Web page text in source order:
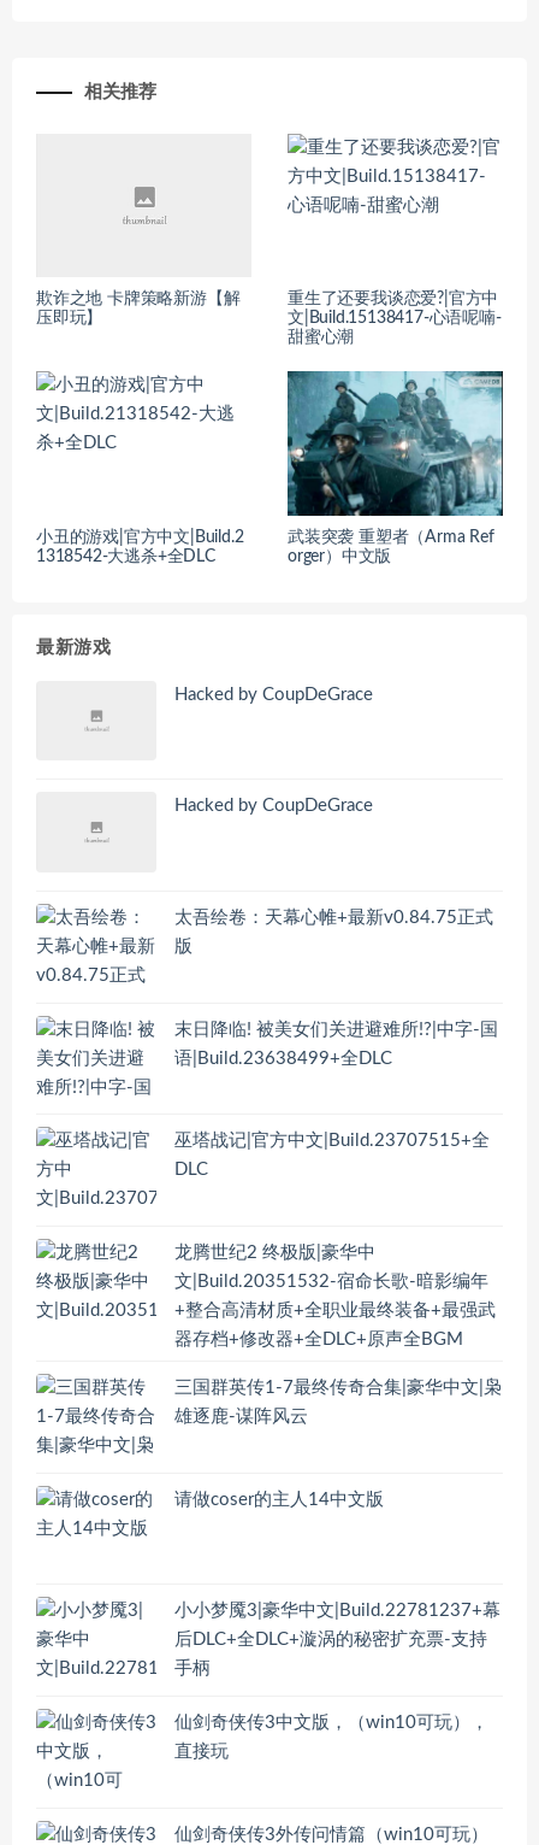
相关推荐
欺诈之地 卡牌策略新游【解
压即玩】
重生了还要我谈恋爱?|官方中
文|Build.15138417-心语呢喃-
甜蜜心潮
小丑的游戏|官方中文|Build.2
1318542-大逃杀+全DLC
武装突袭 重塑者（Arma Ref
orger）中文版
最新游戏
Hacked by CoupDeGrace
Hacked by CoupDeGrace
太吾绘卷：天幕心帷+最新v0.84.75正式
版
末日降临! 被美女们关进避难所!?|中字-国
语|Build.23638499+全DLC
巫塔战记|官方中文|Build.23707515+全
DLC
龙腾世纪2 终极版|豪华中
文|Build.20351532-宿命长歌-暗影编年
+整合高清材质+全职业最终装备+最强武
器存档+修改器+全DLC+原声全BGM
三国群英传1-7最终传奇合集|豪华中文|枭
雄逐鹿-谋阵风云
请做coser的主人14中文版
小小梦魇3|豪华中文|Build.22781237+幕
后DLC+全DLC+漩涡的秘密扩充票-支持
手柄
仙剑奇侠传3中文版，（win10可玩），
直接玩
仙剑奇侠传3外传问情篇（win10可玩）